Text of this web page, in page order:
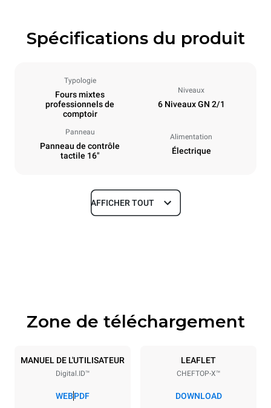
Spécifications du produit
Typologie
Fours mixtes
professionnels de
comptoir
Niveaux
6 Niveaux GN 2/1
Panneau
Panneau de contrôle
tactile 16"
Alimentation
Électrique
Dimensions
Caractéristiques de la plaque
6 GN 2/1
Espace entre les plaques
AFFICHER TOUT
Zone de téléchargement
MANUEL DE L'UTILISATEUR
Digital.ID™
WEBPDF
LEAFLET
CHEFTOP-X™
DOWNLOAD